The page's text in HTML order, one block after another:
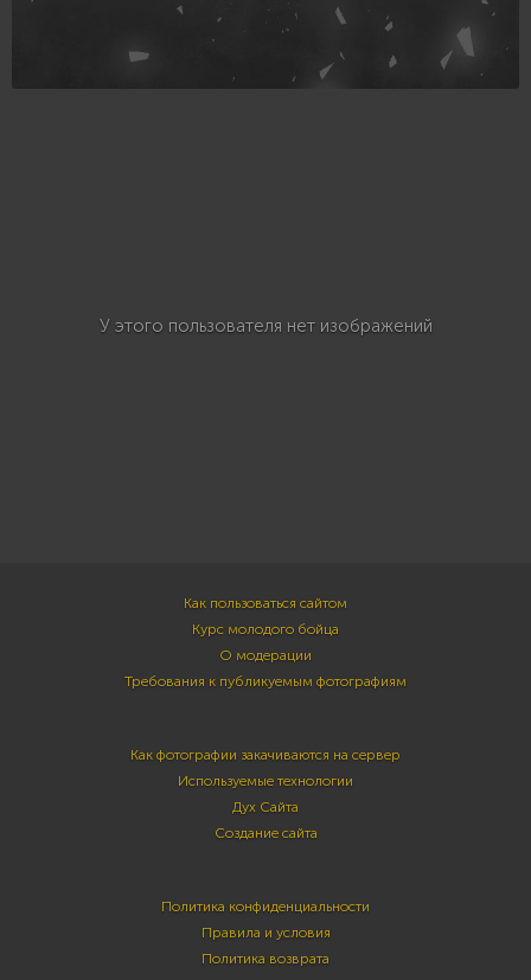
У этого пользователя нет изображений
Как пользоваться сайтом
Курс молодого бойца
О модерации
Требования к публикуемым фотографиям
Как фотографии закачиваются на сервер
Используемые технологии
Дух Сайта
Создание сайта
Политика конфиденциальности
Правила и условия
Политика возврата